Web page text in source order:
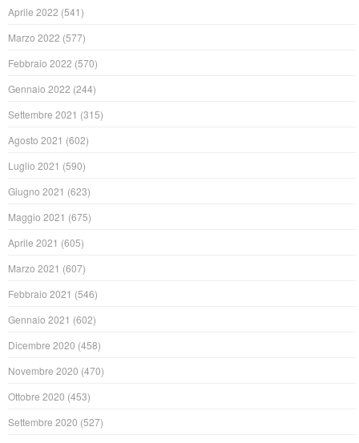
Aprile 2022 (541)
Marzo 2022 (577)
Febbraio 2022 (570)
Gennaio 2022 (244)
Settembre 2021 (315)
Agosto 2021 (602)
Luglio 2021 (590)
Giugno 2021 (623)
Maggio 2021 (675)
Aprile 2021 (605)
Marzo 2021 (607)
Febbraio 2021 (546)
Gennaio 2021 (602)
Dicembre 2020 (458)
Novembre 2020 (470)
Ottobre 2020 (453)
Settembre 2020 (527)